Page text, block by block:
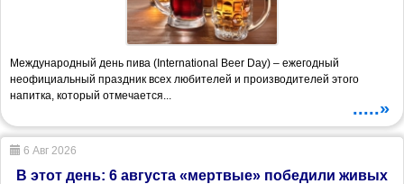
Международный день пива (International Beer Day) – ежегодный
неофициальный праздник всех любителей и производителей этого
напитка, который отмечается...
.....»
6 Авг 2026
В этот день: 6 августа «мертвые» победили живых